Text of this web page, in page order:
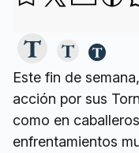
Este fin de
acción por sus
como en
enfrentamientos